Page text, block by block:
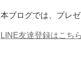
本ブログでは、プレ
LINE友達登録はこちら